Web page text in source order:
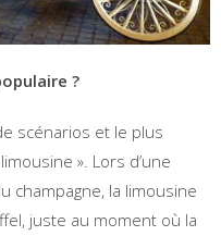
?
scénarios et le plus
». Lors d’une
champagne, la limousine
juste au moment où la